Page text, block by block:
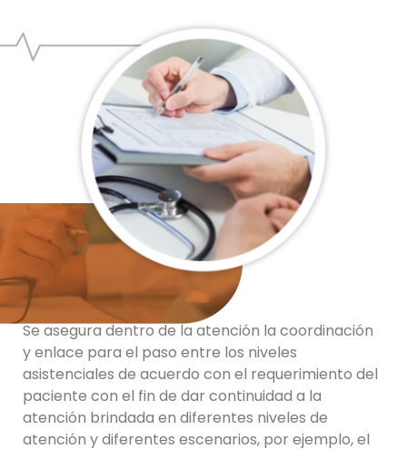
Se asegura dentro de la atención la coordinación
y enlace para el paso entre los niveles
asistenciales de acuerdo con el requerimiento del
paciente con el fin de dar continuidad a la
atención brindada en diferentes niveles de
atención y diferentes escenarios, por ejemplo, el